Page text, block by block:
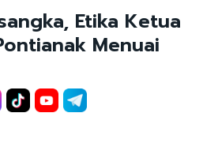
Etika Ketua
Menuai